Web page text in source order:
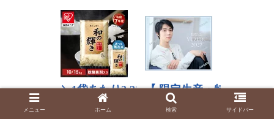
メニュー ホーム 検索 サイドバー